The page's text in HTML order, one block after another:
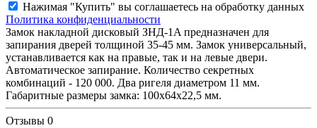
Нажимая "Купить" вы соглашаетесь на обработку данных
Политика конфиденциальности
Замок накладной дисковый ЗНД-1A предназначен для
запирания дверей толщиной 35-45 мм. Замок универсальный,
устанавливается как на правые, так и на левые двери.
Автоматическое запирание. Количество секретных
комбинаций - 120 000. Два ригеля диаметром 11 мм.
Габаритные размеры замка: 100х64х22,5 мм.
Отзывы 0